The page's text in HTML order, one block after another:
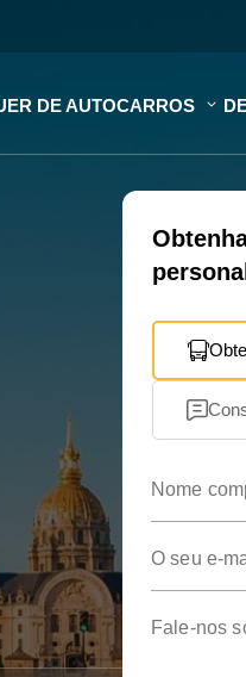
DE AUTOCARROS